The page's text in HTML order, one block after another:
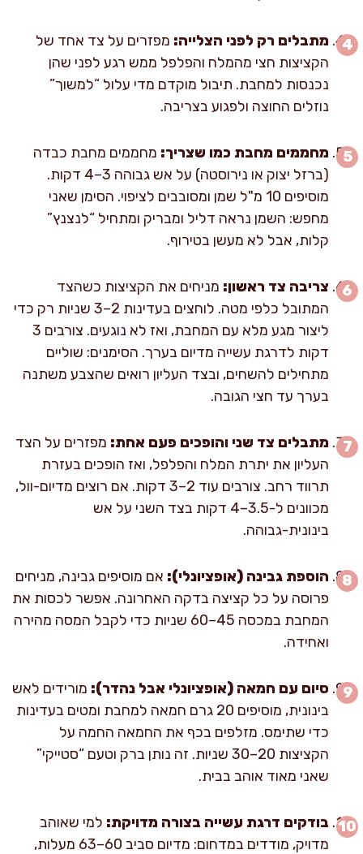
מתבלים רק לפני הצלייה: מפזרים על צד אחד של
הקציצות חצי מהמלח והפלפל ממש רגע לפני שהן
נכנסות למחבת. תיבול מוקדם מדי עלול “למשוך”
נוזלים החוצה ולפגוע בצריבה.
מחממים מחבת כמו שצריך: מחממים מחבת כבדה
(ברזל יצוק או נירוסטה) על אש גבוהה 3–4 דקות.
מוסיפים 10 מ"ל שמן ומסובבים לציפוי. הסימן שאני
מחפש: השמן נראה דליל ומבריק ומתחיל “לנצנץ”
קלות, אבל לא מעשן בטירוף.
צריבה צד ראשון: מניחים את הקציצות כשהצד
המתובל כלפי מטה. לוחצים בעדינות 2–3 שניות רק כדי
ליצור מגע מלא עם המחבת, ואז לא נוגעים. צורבים 3
דקות לדרגת עשייה מדיום בערך. הסימנים: שוליים
מתחילים להשחים, ובצד העליון רואים שהצבע משתנה
בערך עד חצי הגובה.
מתבלים צד שני והופכים פעם אחת: מפזרים על הצד
העליון את יתרת המלח והפלפל, ואז הופכים בעזרת
תרווד רחב. צורבים עוד 2–3 דקות. אם רוצים מדיום-וול,
מכוונים ל-3.5–4 דקות בצד השני על אש
בינונית-גבוהה.
הוספת גבינה (אופציונלי): אם מוסיפים גבינה, מניחים
פרוסה על כל קציצה בדקה האחרונה. אפשר לכסות את
המחבת במכסה 45–60 שניות כדי לקבל המסה מהירה
ואחידה.
סיום עם חמאה (אופציונלי אבל נהדר): מורידים לאש
בינונית, מוסיפים 20 גרם חמאה למחבת ומטים בעדינות
כדי שתימס. מזלפים בכף את החמאה החמה על
הקציצות 20–30 שניות. זה נותן ברק וטעם “סטייקי”
שאני מאוד אוהב בבית.
בודקים דרגת עשייה בצורה מדויקת: למי שאוהב
מדויק, מודדים במדחום: מדיום סביב 60–63 מעלות,